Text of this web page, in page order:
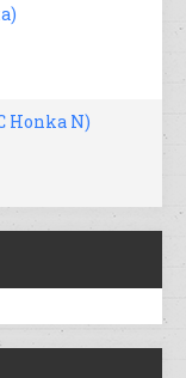
Honka N)